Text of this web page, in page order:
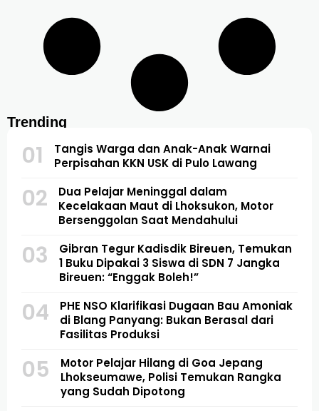
Trending
01
Tangis Warga dan Anak-Anak Warnai
Perpisahan KKN USK di Pulo Lawang
02
Dua Pelajar Meninggal dalam
Kecelakaan Maut di Lhoksukon, Motor
Bersenggolan Saat Mendahului
03
Gibran Tegur Kadisdik Bireuen, Temukan
1 Buku Dipakai 3 Siswa di SDN 7 Jangka
Bireuen: “Enggak Boleh!”
04
PHE NSO Klarifikasi Dugaan Bau Amoniak
di Blang Panyang: Bukan Berasal dari
Fasilitas Produksi
05
Motor Pelajar Hilang di Goa Jepang
Lhokseumawe, Polisi Temukan Rangka
yang Sudah Dipotong